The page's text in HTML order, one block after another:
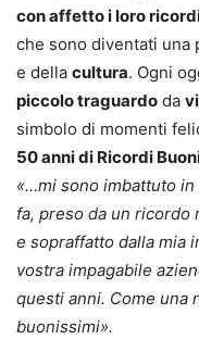
con affetto i loro
che sono diventati
e della cultura. Ogni
piccolo traguardo da
simbolo di momenti
50 anni di Ricordi
«…mi sono imbattuto
fa, preso da un
e sopraffatto dalla mia
vostra impagabile
questi anni. Come una
buonissimi».